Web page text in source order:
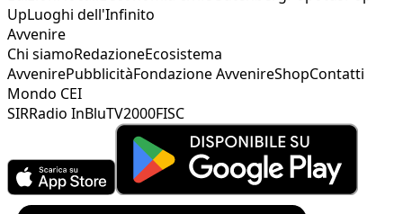
UpLuoghi dell'Infinito
Avvenire
Chi siamoRedazioneEcosistema
AvvenirePubblicitàFondazione AvvenireShopContatti
Mondo CEI
SIRRadio InBluTV2000FISC